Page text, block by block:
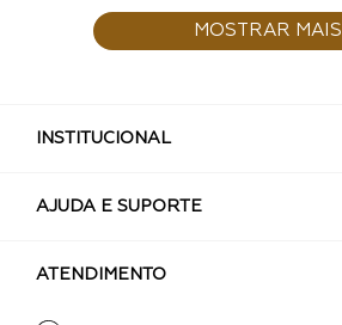
MOSTRAR MAIS
INSTITUCIONAL
AJUDA E SUPORTE
ATENDIMENTO